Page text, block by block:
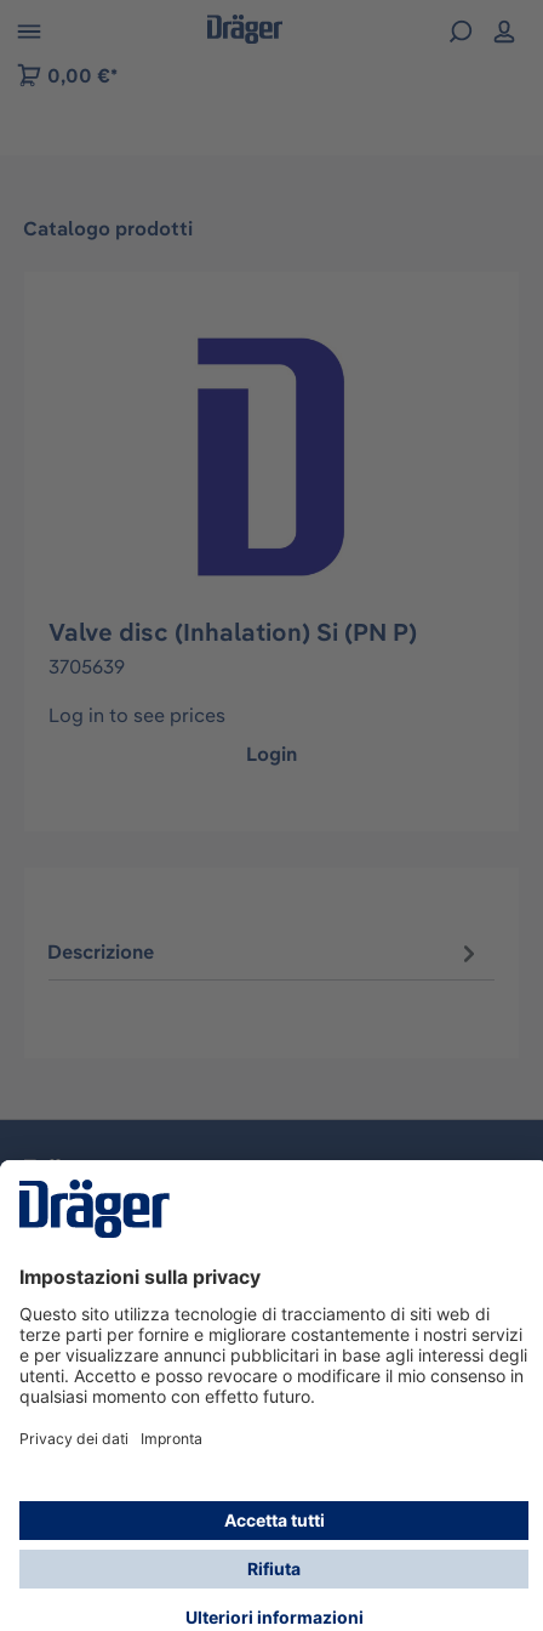
Skip to B2B platform navigation
0,00 €*
Catalogo prodotti
Salta la galleria di immagini
Valve disc (Inhalation) Si (PN P)
3705639
Log in to see prices
Login
Descrizione
Assistenza
Informazioni su Dräger
Informazioni
* Tutti i prezzi escl. IVA più spese di spedizione ed
eventuali spese di spedizione, se non diversamente